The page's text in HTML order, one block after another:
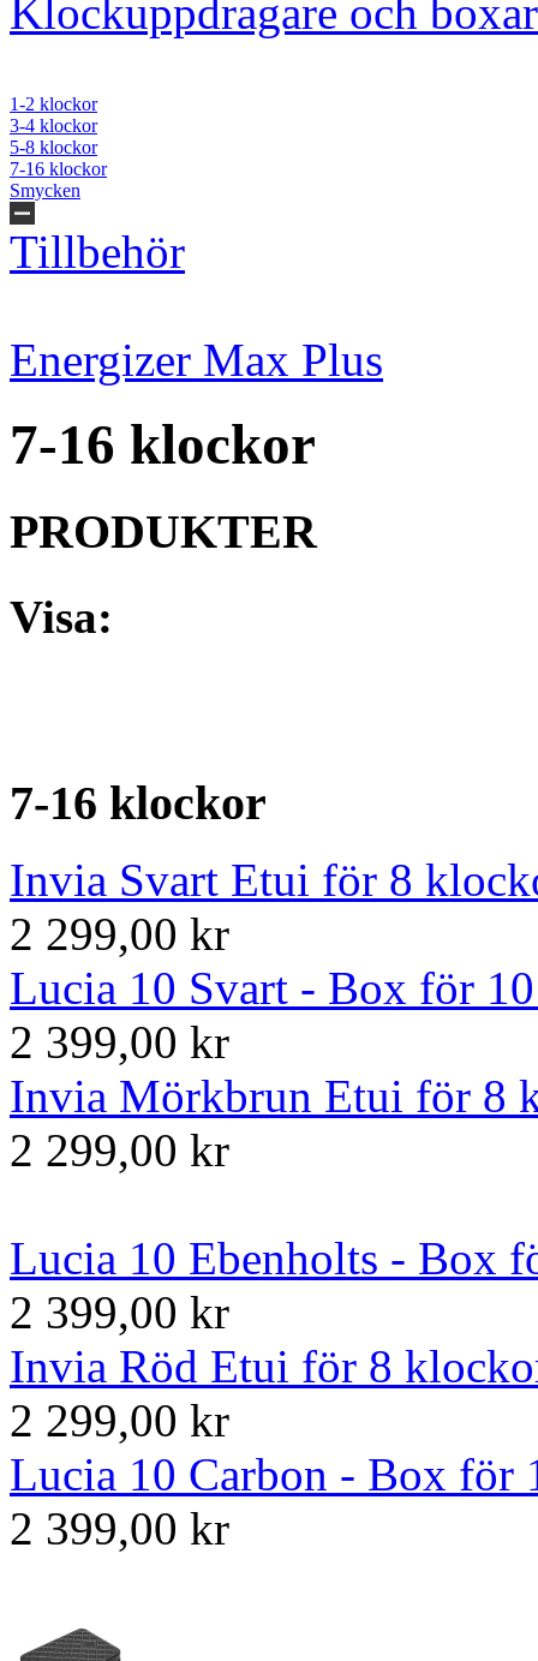
Klockuppdragare och
1-2 klockor
3-4 klockor
5-8 klockor
7-16 klockor
Smycken
Tillbehör
Energizer Max Plus
7-16 klockor
PRODUKTER
Visa:
7-16 klockor
Invia Svart Etui för 8
2 299,00 kr
Lucia 10 Svart - Box för
2 399,00 kr
Invia Mörkbrun Etui för 8
2 299,00 kr
Lucia 10 Ebenholts - Box
2 399,00 kr
Invia Röd Etui för 8
2 299,00 kr
Lucia 10 Carbon - Box för
2 399,00 kr